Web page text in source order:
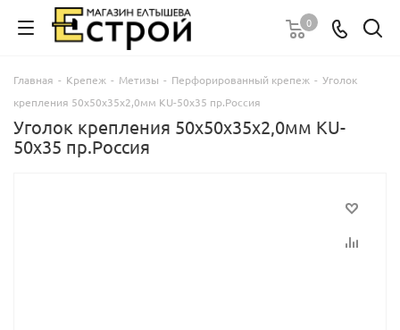
0
Главная - Крепеж - Метизы - Перфорированный крепеж - Уголок
крепления 50х50х35х2,0мм KU-50х35 пр.Россия
Уголок крепления 50х50х35х2,0мм KU-
50х35 пр.Россия